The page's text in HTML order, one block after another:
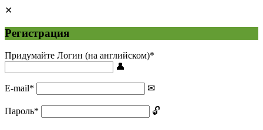
Регистрация
Придумайте Логин (на английском)*
E-mail*
Пароль*